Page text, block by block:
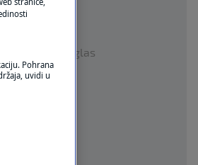
Oglas
Pohrana
uvidi u